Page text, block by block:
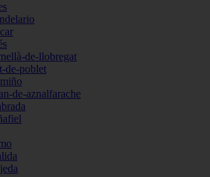
de-llobregat
de-poblet
de-aznalfarache